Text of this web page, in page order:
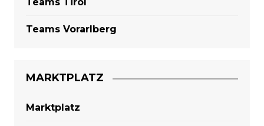
Teams Vorarlberg
MARKTPLATZ
Marktplatz